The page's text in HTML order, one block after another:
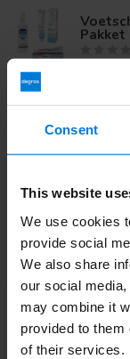
Consent
This website
We use cookies
provide social
We also share
our social
may combine it
provided to them
of their services.
Pakket
Heb je vragen
mail met onze
Recent
16%